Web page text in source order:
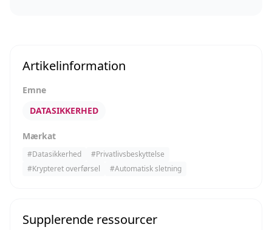
Artikelinformation
Emne
DATASIKKERHED
Mærkat
#Datasikkerhed #Privatlivsbeskyttelse
#Krypteret overførsel #Automatisk sletning
Supplerende ressourcer